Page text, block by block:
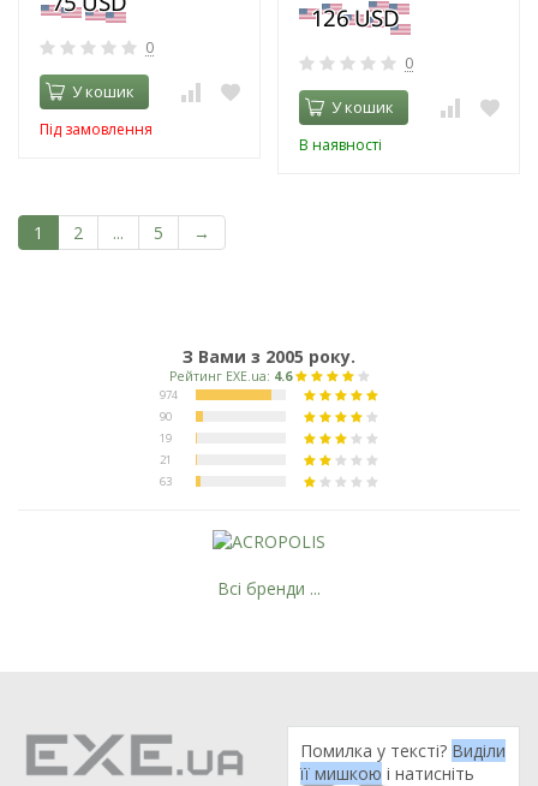
0
У кошик
Під замовлення
0
У кошик
В наявності
1 2 ... 5 →
З Вами з 2005 року.
Всі бренди ...
Помилка у тексті? Виділи
її мишкою і натисніть